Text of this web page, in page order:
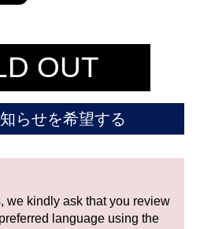
ューダー パネライ
状態から探す
OUT
らせを希望する
we kindly ask that you review
language using the